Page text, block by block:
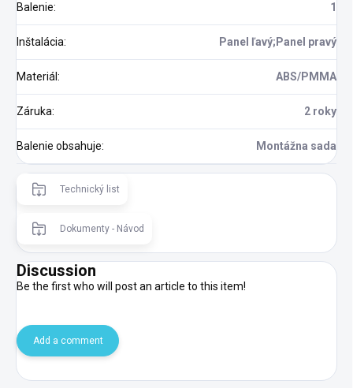
Balenie: 1
Inštalácia: Panel ľavý;Panel pravý
Materiál: ABS/PMMA
Záruka: 2 roky
Balenie obsahuje: Montážna sada
Technický list
Dokumenty - Návod
Discussion
Be the first who will post an article to this item!
Add a comment